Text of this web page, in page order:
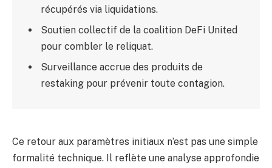
récupérés via liquidations.
Soutien collectif de la coalition DeFi United
pour combler le reliquat.
Surveillance accrue des produits de
restaking pour prévenir toute contagion.
Ce retour aux paramètres initiaux n’est pas une simple
formalité technique. Il reflète une analyse approfondie